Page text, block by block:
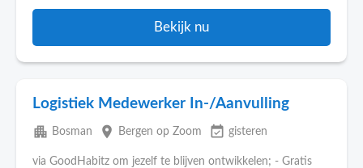
Bekijk nu
Logistiek Medewerker In-/Aanvulling
apartment Bosman place Bergen op Zoom event_available gisteren
via GoodHabitz om jezelf te blijven ontwikkelen; - Gratis